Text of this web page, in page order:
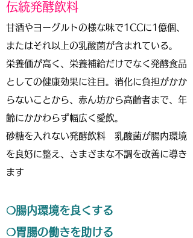
伝統発酵飲料
甘酒やヨーグルトの様な味で1CCに1億個、
またはそれ以上の乳酸菌が含まれている。
栄養価が高く、栄養補給だけでなく発酵食品
としての健康効果に注目。消化に負担がかか
らないことから、赤ん坊から高齢者まで、年
齢にかかわらず幅広く愛飲。
砂糖を入れない発酵飲料 乳酸菌が腸内環境
を良好に整え、さまざまな不調を改善に導き
ます
❍腸内環境を良くする
❍胃腸の働きを助ける